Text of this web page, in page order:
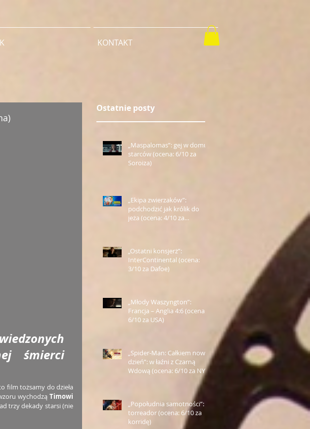
KONTAKT
śmierci
film tożsamy do dzieła
wychodzą Timowi
trzy dekady starsi (nie
Ostatnie posty
„Maspalomas”: gej w domu
starców (ocena: 6/10 za
Soroiza)
„Ekipa zwierzaków”:
podchodzić jak królik do
jeża (ocena: 4/10 za
„Ostatni konsjerż”:
InterContinental (ocena:
3/10 za Dafoe)
„Młody Waszyngton”:
Francja – Anglia 4:6 (ocena:
6/10 za USA)
„Spider-Man: Całkiem nowy
dzień”: w łaźni z Czarną
Wdową (ocena: 6/10 za NY)
„Popołudnia samotności”:
torreador (ocena: 6/10 za
korridę)